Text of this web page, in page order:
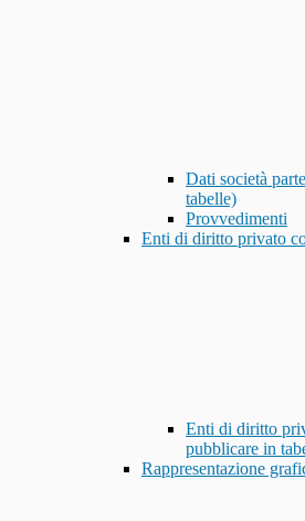
Dati società
tabelle)
Provvedimenti
Enti di diritto privato
Enti di diritto
pubblicare in
Rappresentazione